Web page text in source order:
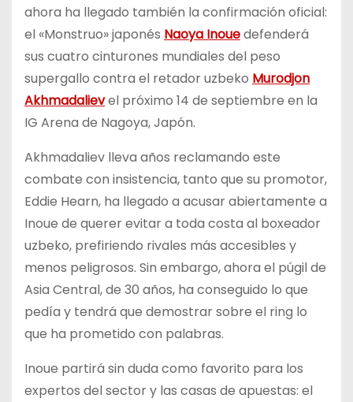
ahora ha llegado también la confirmación oficial:
el «Monstruo» japonés Naoya Inouedefenderá
sus cuatro cinturones mundiales del peso
supergallo contra el retador uzbeko Murodjon
Akhmadalievel próximo 14 de septiembre en la
IG Arena de Nagoya, Japón.
Akhmadaliev lleva años reclamando este
combate con insistencia, tanto que su promotor,
Eddie Hearn, ha llegado a acusar abiertamente a
Inoue de querer evitar a toda costa al boxeador
uzbeko, prefiriendo rivales más accesibles y
menos peligrosos. Sin embargo, ahora el púgil de
Asia Central, de 30 años, ha conseguido lo que
pedía y tendrá que demostrar sobre el ring lo
que ha prometido con palabras.
Inoue partirá sin duda como favorito para los
expertos del sector y las casas de apuestas: el